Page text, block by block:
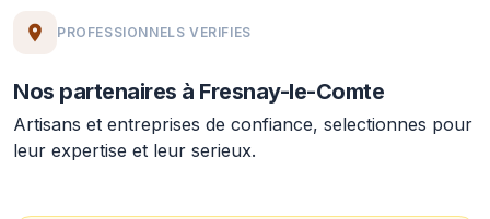
PROFESSIONNELS VERIFIES
Nos partenaires à Fresnay-le-Comte
Artisans et entreprises de confiance, selectionnes pour
leur expertise et leur serieux.